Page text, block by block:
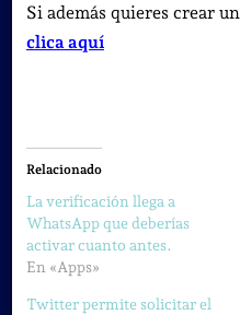
Si además quieres crear
clica aquí
Relacionado
La verificación llega a
WhatsApp que deberías
activar cuanto antes.
En «Apps»
Twitter permite solicitar el